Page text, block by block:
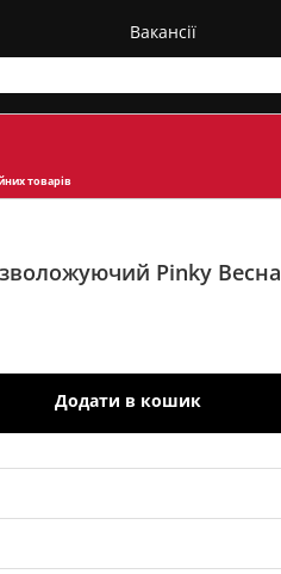
Вакансії
товарів
Pinky Весна
Додати в кошик